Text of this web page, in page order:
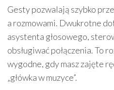
Gesty pozwalają szybko
a rozmowami. Dwukrotne
asystenta głosowego,
obsługiwać połączenia. To
wygodne, gdy masz zajęte
„główka w muzyce”.